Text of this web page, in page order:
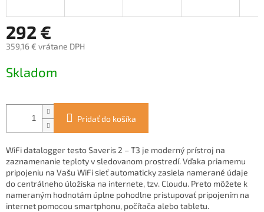
292 €
359,16 € vrátane DPH
cena:
Skladom
Pridať do košíka
WiFi datalogger testo Saveris 2 – T3 je moderný prístroj na
zaznamenanie teploty v sledovanom prostredí. Vďaka priamemu
pripojeniu na Vašu WiFi sieť automaticky zasiela namerané údaje
do centrálneho úložiska na internete, tzv. Cloudu. Preto môžete k
nameraným hodnotám úplne pohodlne pristupovať pripojením na
internet pomocou smartphonu, počítača alebo tabletu.